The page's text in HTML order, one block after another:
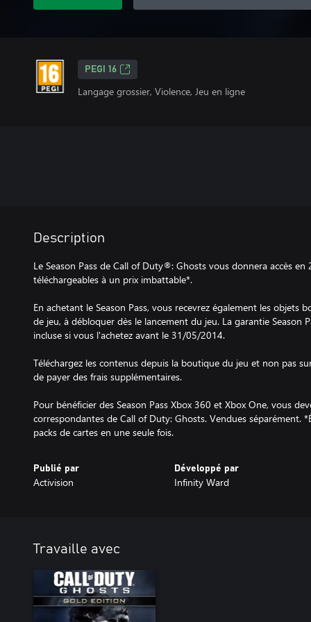
PEGI 16
Langage grossier, Violence, Jeu en ligne
Description
Le Season Pass de Call of Duty®: Ghosts vous donnera accès
téléchargeables à un prix imbattable*.
En achetant le Season Pass, vous recevrez également les objets
de jeu, à débloquer dès le lancement du jeu. La garantie Season
incluse si vous l'achetez avant le 31/05/2014.
Téléchargez les contenus depuis la boutique du jeu et non pas
de payer des frais supplémentaires.
Pour bénéficier des Season Pass Xbox 360 et Xbox One, vous
correspondantes de Call of Duty: Ghosts. Vendues séparément.
packs de cartes en une seule fois.
Publié par
Activision
Développé par
Infinity Ward
Travaille avec